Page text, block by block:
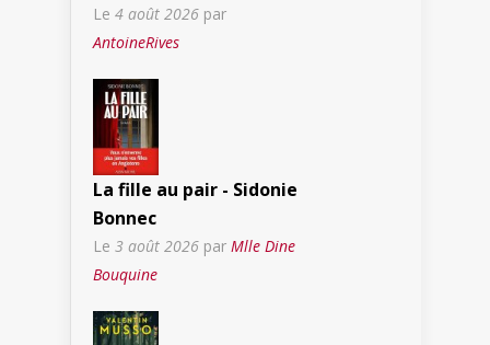
Le 4 août 2026 par
AntoineRives
La fille au pair - Sidonie
Bonnec
Le 3 août 2026 par Mlle Dine
Bouquine